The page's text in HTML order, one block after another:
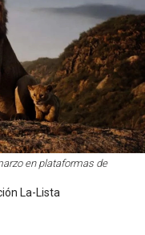
en plataformas de
La-Lista